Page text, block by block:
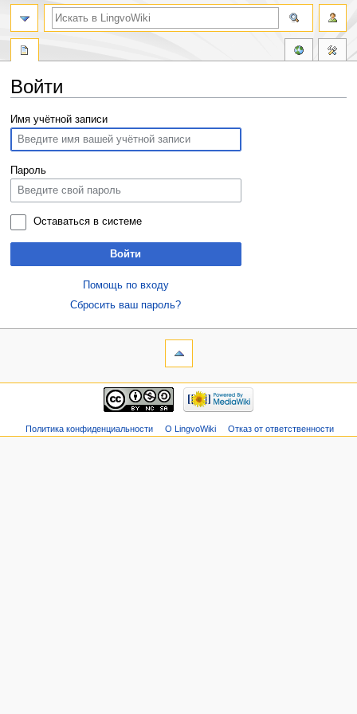
Войти
Перейти
навигации
Перейти
поиску
Имя учётной записи
Пароль
Оставаться в системе
Войти
Помощь по входу
Сбросить ваш пароль?
Политика конфиденциальности О LingvoWiki Отказ от ответственности